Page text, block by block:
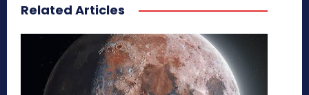
Related Articles